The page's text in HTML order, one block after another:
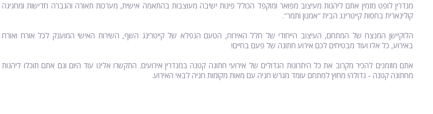
מנדרין לופט מזמין אתם ליהנות מעיצוב מפואר ומוקפד הכולל פינות ישיבה מעוצבות בהתאמה אישית, מערכות תאורה והגברה חדישות ומחגיגה
קולינארית בחסות קייטרינג הבית "אמנון ותמר".
הלוקיישן המנצח של המתחם, העיצוב הייחודי של חלל האירוח, הטעם הנפלא של קייטרינג השף, השירות האישי המוענק לכל אורח ואורח
באירוע, כל אלו ועוד מבטיחים לכם אירוע חתונה של פעם בחיים!
אתם מוזמנים להכיר מקרוב את כל היתרונות הגדולים של אירועי חתונה קטנה במנדרין אירועים. התקשרו אלינו עוד היום וגם אתם תוכלו ליהנות
מחתונה קטנה - גדולה! מחוץ למתחם עומד מגרש חניה עם מאות מקומות חניה לבאי האירוע.